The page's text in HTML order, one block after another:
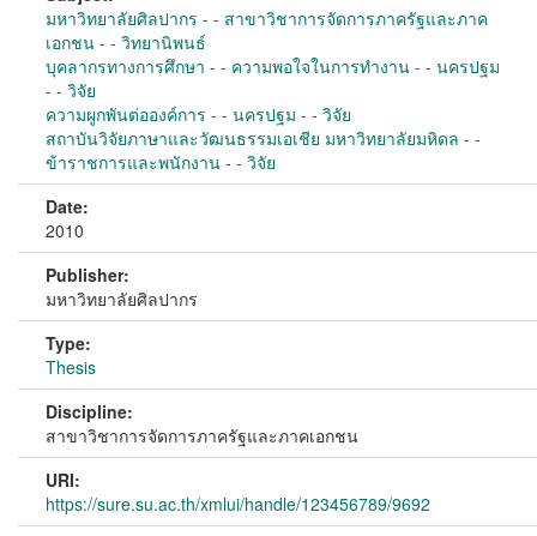
มหาวิทยาลัยศิลปากร - - สาขาวิชาการจัดการภาครัฐและภาค
เอกชน - - วิทยานิพนธ์
บุคลากรทางการศึกษา - - ความพอใจในการทำงาน - - นครปฐม
- - วิจัย
ความผูกพันต่อองค์การ - - นครปฐม - - วิจัย
สถาบันวิจัยภาษาและวัฒนธรรมเอเชีย มหาวิทยาลัยมหิดล - -
ข้าราชการและพนักงาน - - วิจัย
Date:
2010
Publisher:
มหาวิทยาลัยศิลปากร
Type:
Thesis
Discipline:
สาขาวิชาการจัดการภาครัฐและภาคเอกชน
URI:
https://sure.su.ac.th/xmlui/handle/123456789/9692